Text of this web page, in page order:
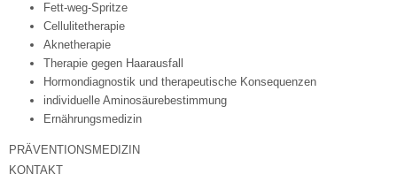
Fett-weg-Spritze
Cellulitetherapie
Aknetherapie
Therapie gegen Haarausfall
Hormondiagnostik und therapeutische Konsequenzen
individuelle Aminosäurebestimmung
Ernährungsmedizin
PRÄVENTIONSMEDIZIN
KONTAKT